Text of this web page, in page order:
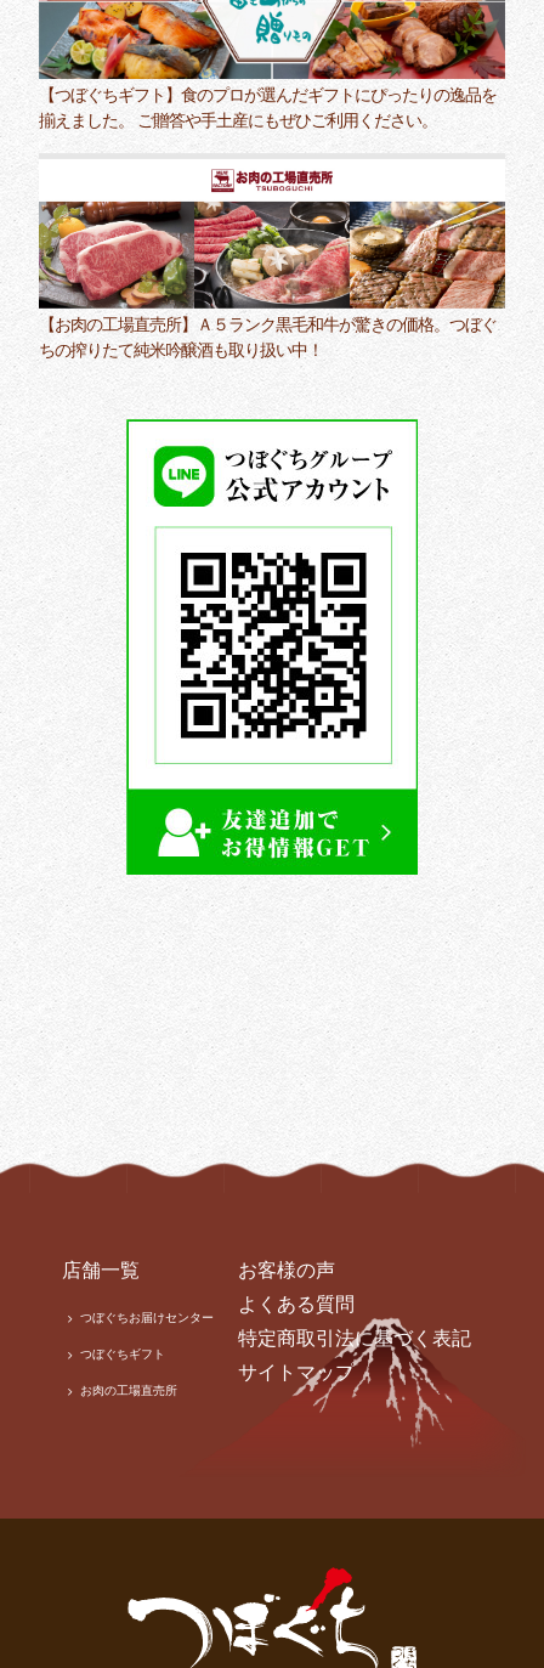
【つぼぐちギフト】食のプロが選んだギフトにぴったりの逸品を
揃えました。 ご贈答や手土産にもぜひご利用ください。
【お肉の工場直売所】Ａ５ランク黒毛和牛が驚きの価格。つぼぐ
ちの搾りたて純米吟醸酒も取り扱い中！
ぼ
ち
プ
式
LINE
ウ
店舗一覧
つぼぐちお届けセンター
つぼぐちギフト
お肉の工場直売所
お客様の声
よくある質問
特定商取引法に基づく表記
サイトマップ